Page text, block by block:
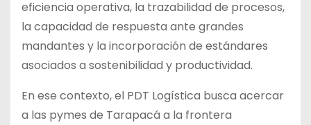
eficiencia operativa, la trazabilidad de procesos,
la capacidad de respuesta ante grandes
mandantes y la incorporación de estándares
asociados a sostenibilidad y productividad.
En ese contexto, el PDT Logística busca acercar
a las pymes de Tarapacá a la frontera